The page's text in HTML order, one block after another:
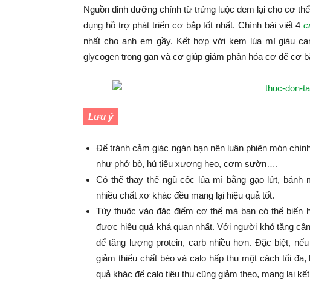
Nguồn dinh dưỡng chính từ trứng luộc đem lại cho cơ
dụng hỗ trợ phát triển cơ bắp tốt nhất. Chính bài viết 4
nhất cho anh em gầy. Kết hợp với kem lúa mì giàu
glycogen trong gan và cơ giúp giảm phân hóa cơ để cơ
Lưu ý
Để tránh cảm giác ngán bạn nên luân phiên món
như phở bò, hủ tiếu xương heo, cơm sườn….
Có thể thay thế ngũ cốc lúa mì bằng gạo lứt,
nhiều chất xơ khác đều mang lại hiệu quả tốt.
Tùy thuộc vào đặc điểm cơ thể mà bạn có thể biến
được hiệu quả khả quan nhất. Với người khó tăng
để tăng lượng protein, carb nhiều hơn. Đặc biệt,
giảm thiểu chất béo và calo hấp thu một cách tối
quả khác để calo tiêu thụ cũng giảm theo, mang lại